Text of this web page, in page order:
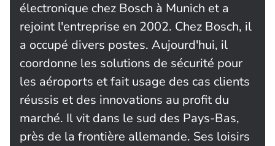
électronique chez Bosch à Munich et a
rejoint l'entreprise en 2002. Chez Bosch, il
a occupé divers postes. Aujourd'hui, il
coordonne les solutions de sécurité pour
les aéroports et fait usage des cas clients
réussis et des innovations au profit du
marché. Il vit dans le sud des Pays-Bas,
près de la frontière allemande. Ses loisirs